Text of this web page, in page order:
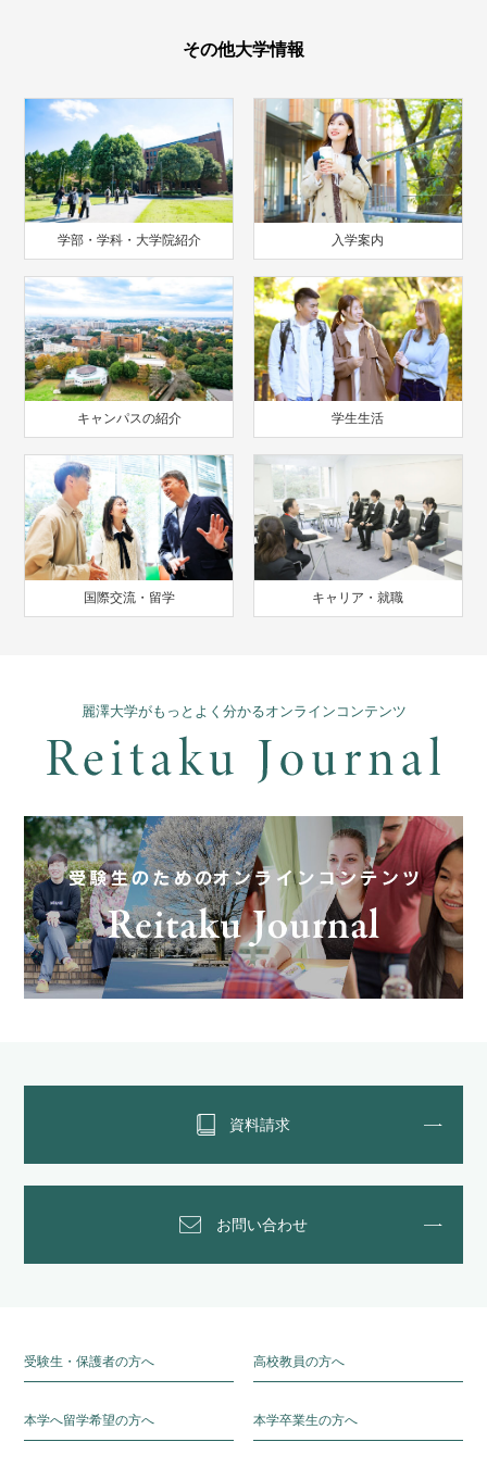
その他大学情報
学部・学科・大学院紹介 入学案内
キャンパスの紹介 学生生活
国際交流・留学 キャリア・就職
麗澤大学がもっとよく分かるオンラインコンテンツ
資料請求
お問い合わせ
受験生・保護者の方へ 高校教員の方へ
本学へ留学希望の方へ 本学卒業生の方へ